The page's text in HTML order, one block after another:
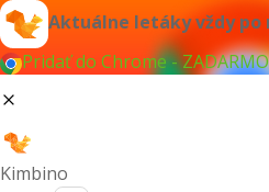
Aktuálne letáky vždy po
Pridať do Chrome - ZADARMO
Kimbino